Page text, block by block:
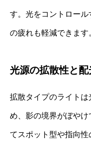
す。光をコントロール
の疲れも軽減できます
光源の拡散性と
拡散タイプのライト
め、影の境界がぼや
てスポット型や指向性